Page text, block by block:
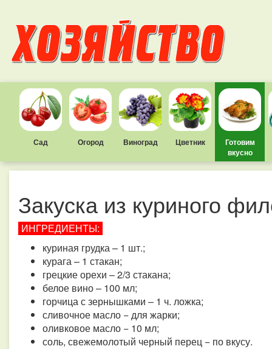
Сад Огород Виноград Цветник
Готовим
вкусно
Закуска из куриного
ИНГРЕДИЕНТЫ:
куриная грудка – 1 шт.;
курага – 1 стакан;
грецкие орехи – 2/3 стакана;
белое вино – 100 мл;
горчица с зернышками – 1 ч. ложка;
сливочное масло − для жарки;
оливковое масло − 10 мл;
соль, свежемолотый черный перец − по вкусу.